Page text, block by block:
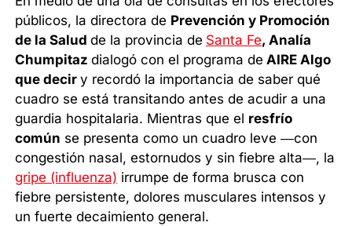
públicos, la directora de Prevención y Promoción
de la Saludde la provincia de Santa Fe, Analía
Chumpitazdialogó con el programa de AIRE Algo
que deciry recordó la importancia de saber qué
cuadro se está transitando antes de acudir a una
guardia hospitalaria. Mientras que el resfrío
común se presenta como un cuadro leve —con
congestión nasal, estornudos y sin fiebre alta—, la
gripe (influenza) irrumpe de forma brusca con
fiebre persistente, dolores musculares intensos y
un fuerte decaimiento general.